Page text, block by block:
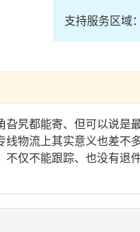
支持服务区域
旯都能寄、但可以说
物流上其实意义也差
仅不能跟踪、也没有